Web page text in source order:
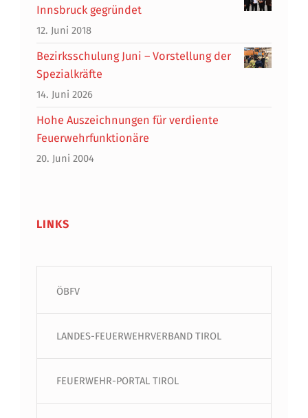
Innsbruck gegründet
12. Juni 2018
Bezirksschulung Juni – Vorstellung der
Spezialkräfte
14. Juni 2026
Hohe Auszeichnungen für verdiente
Feuerwehrfunktionäre
20. Juni 2004
LINKS
ÖBFV
LANDES-FEUERWEHRVERBAND TIROL
FEUERWEHR-PORTAL TIROL